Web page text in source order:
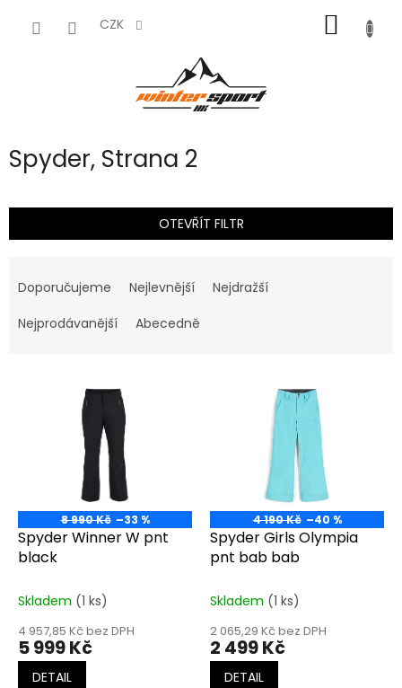
CZK
KOŠÍK
Spyder, Strana 2
OTEVŘÍT FILTR
a
e
ů
Doporučujeme Nejlevnější
Nejdražší
Nejprodávanější
Abecedně
o
d
8 990 Kč –33 %
Spyder Winner W pnt
black
Skladem (1 ks)
4 957,85 Kč bez DPH
5 999 Kč
DETAIL
4 190 Kč –40 %
Spyder Girls Olympia
pnt bab bab
Skladem (1 ks)
2 065,29 Kč bez DPH
2 499 Kč
DETAIL